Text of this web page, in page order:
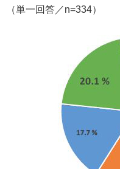
（単一回答／n=334）